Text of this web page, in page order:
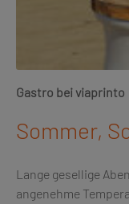
Gastro bei viaprinto
Sommer,
Lange gesellige
angenehme